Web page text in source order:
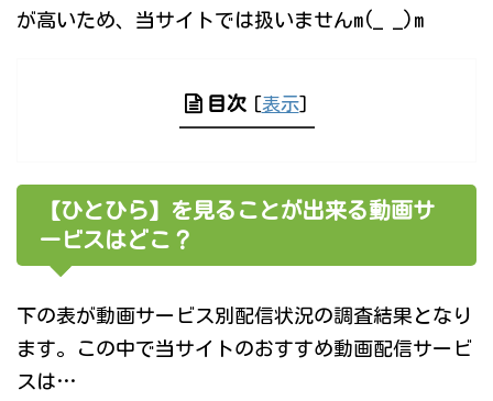
が高いため、当サイトでは扱いませんm(_ _)m
目次 [表示]
【ひとひら】を見ることが出来る動画サ
ービスはどこ？
下の表が動画サービス別配信状況の調査結果となり
ます。この中で当サイトのおすすめ動画配信サービ
スは…